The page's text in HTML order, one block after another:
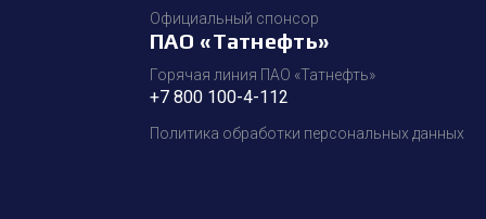
Официальный спонсор
ПАО «Татнефть»
Горячая линия ПАО «Татнефть»
+7 800 100-4-112
Политика обработки персональных данных